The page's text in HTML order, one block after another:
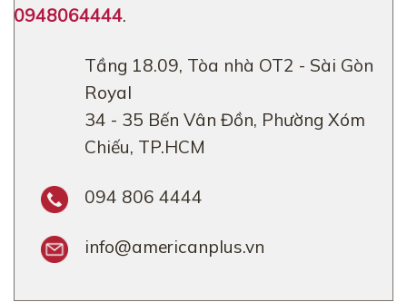
0948064444.
Tầng 18.09, Tòa nhà OT2 - Sài Gòn
Royal
34 - 35 Bến Vân Đồn, Phường Xóm
Chiếu, TP.HCM
094 806 4444
info@americanplus.vn